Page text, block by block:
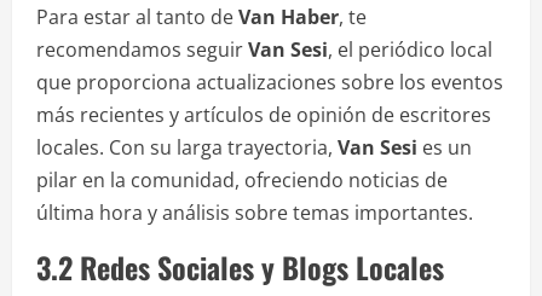
Para estar al tanto deVan Haber, te
recomendamos seguirVan Sesi, el periódico local
que proporciona actualizaciones sobre los eventos
más recientes y artículos de opinión de escritores
locales. Con su larga trayectoria, Van Sesi es un
pilar en la comunidad, ofreciendo noticias de
última hora y análisis sobre temas importantes.
3.2 Redes Sociales y Blogs Locales